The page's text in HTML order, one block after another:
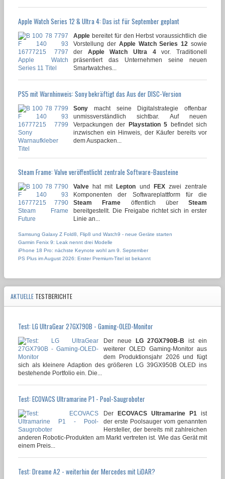
Apple Watch Series 12 & Ultra 4: Das ist für September geplant
Apple bereitet für den Herbst voraussichtlich die
Vorstellung der Apple Watch Series 12 sowie
der Apple Watch Ultra 4vor. Traditionell
präsentiert das Unternehmen seine neuen
Smartwatches...
PS5 mit Warnhinweis: Sony bekräftigt das Aus der DISC-Version
Sony macht seine Digitalstrategie offenbar
unmissverständlich sichtbar. Auf neuen
Verpackungen der
Playstation 5 befindet sich
inzwischen ein Hinweis, der Käufer bereits vor
dem Auspacken...
Steam Frame: Valve veröffentlicht zentrale Software-Bausteine
Valve hat mit Lepton und FEXzwei zentrale
Komponenten der Softwareplattform für die
Steam Frame öffentlich über Steam
bereitgestellt. Die Freigabe richtet sich in erster
Linie an...
Samsung Galaxy Z Fold8, Flip8 und Watch9 - neue Geräte starten
Garmin Fenix 9: Leak nennt drei Modelle
iPhone 18 Pro: nächste Keynote wohl am 9. September
PS Plus im August 2026: Erster Premium-Titel ist bekannt
AKTUELLE TESTBERICHTE
Test: LG UltraGear 27GX790B - Gaming-OLED-Monitor
Der neue LG 27GX790B-B
ist ein
weiterer OLED Gaming-Monitor aus
dem Produktionsjahr 2026 und fügt
sich als kleinere Adaption des größeren LG 39GX950B OLED ins
bestehende Portfolio ein. Die...
Test: ECOVACS Ultramarine P1 - Pool-Saugroboter
Der ECOVACS Ultramarine P1 ist
der erste Poolsauger vom genannten
Hersteller, der bereits mit zahlreichen
anderen Robotic-Produkten am Markt vertreten ist. Wie das Gerät mit
einem Preis...
Test: Dreame A2 - weiterhin der Mercedes mit LiDAR?